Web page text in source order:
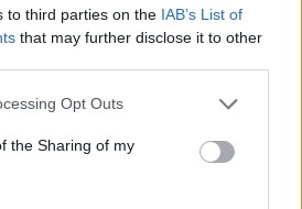
to third parties on the IAB’s List of
that may further disclose it to other
Opt Outs
the Sharing of my